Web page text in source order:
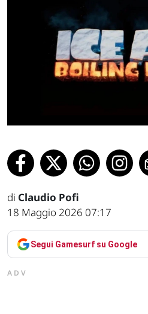
di Claudio Pofi
18 Maggio 2026 07:17
Segui Gamesurf su Google
ADV